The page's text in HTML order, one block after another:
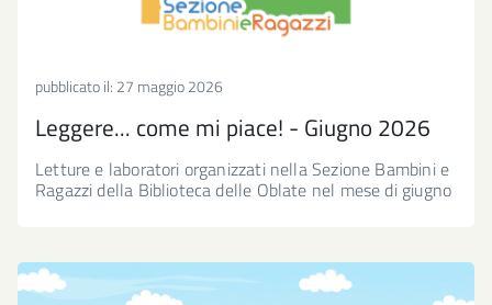
pubblicato il: 27 maggio 2026
Leggere... come mi piace! - Giugno 2026
Letture e laboratori organizzati nella Sezione Bambini e
Ragazzi della Biblioteca delle Oblate nel mese di giugno